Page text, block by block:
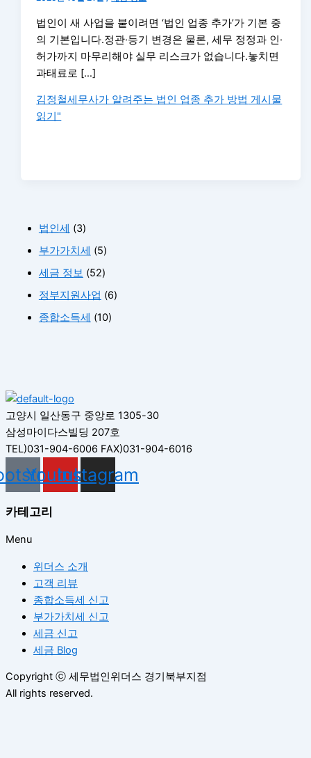
법인세 (3)
부가가치세 (5)
세금 정보 (52)
정부지원사업 (6)
종합소득세 (10)
법인이 새 사업을 붙이려면 ‘법인 업종 추가’가 기본 중
의 기본입니다.정관·등기 변경은 물론, 세무 정정과 인·
허가까지 마무리해야 실무 리스크가 없습니다.놓치면
과태료로 […]
김정철세무사가 알려주는 법인 업종 추가 방법 게시물
읽기"
고양시 일산동구 중앙로 1305-30
삼성마이다스빌딩 207호
TEL)031-904-6006 FAX)031-904-6016
Youtube
Instagram
카테고리
Menu
위더스 소개
고객 리뷰
종합소득세 신고
부가가치세 신고
세금 신고
세금 Blog
Copyright ⓒ 세무법인위더스 경기북부지점
All rights reserved.